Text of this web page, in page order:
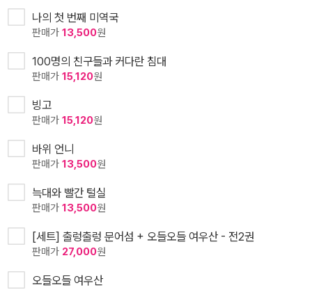
나의 첫 번째 미역국
판매가 13,500원
100명의 친구들과 커다란 침대
판매가 15,120원
빙고
판매가 15,120원
바위 언니
판매가 13,500원
늑대와 빨간 털실
판매가 13,500원
[세트] 출렁출렁 문어섬 + 오들오들 여우산 - 전2권
판매가 27,000원
오들오들 여우산